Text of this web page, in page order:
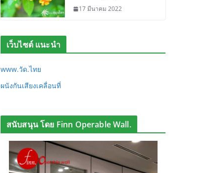
17 มีนาคม 2022
เว็บไซต์ แนะนำ
www.วัด.ไทย
ผนังกันเสียงเคลื่อนที่
สนับสนุน โดย Finn Operable Wall.